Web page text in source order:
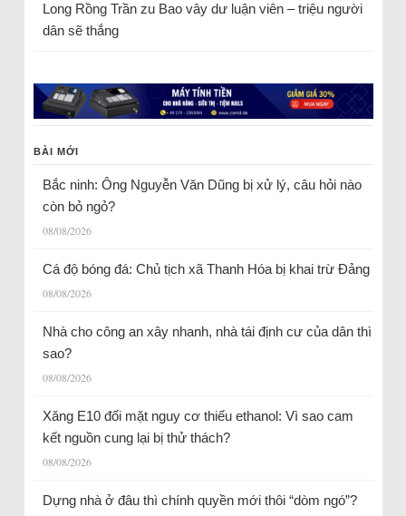
Long Rồng Trầnzu Bao vây dư luận viên – triệu người
dân sẽ thắng
BÀI MỚI
Bắc ninh: Ông Nguyễn Văn Dũng bị xử lý, câu hỏi nào
còn bỏ ngỏ?
08/08/2026
Cá độ bóng đá: Chủ tịch xã Thanh Hóa bị khai trừ Đảng
08/08/2026
Nhà cho công an xây nhanh, nhà tái định cư của dân thì
sao?
08/08/2026
Xăng E10 đối mặt nguy cơ thiếu ethanol: Vì sao cam
kết nguồn cung lại bị thử thách?
08/08/2026
Dựng nhà ở đâu thì chính quyền mới thôi “dòm ngó”?